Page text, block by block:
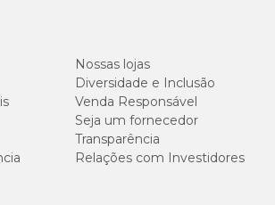
1 blister com 4 comprimidos.
do vermífugo
remédio para vermes elimina os parasitas
Nossas lojas
Diversidade e Inclusão
Venda Responsável
Seja um fornecedor
Transparência
Relações com Investidores